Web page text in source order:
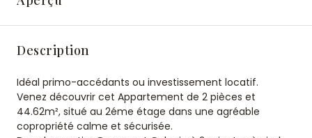
Description
Idéal primo-accédants ou investissement locatif.
Venez découvrir cet Appartement de 2 pièces et
44.62m², situé au 2éme étage dans une agréable
copropriété calme et sécurisée.